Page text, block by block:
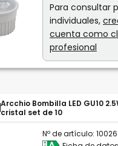
Para consultar
individuales,
cuenta como
profesional
Arcchio Bombilla LED GU10
cristal set de 10
Nº de artículo: